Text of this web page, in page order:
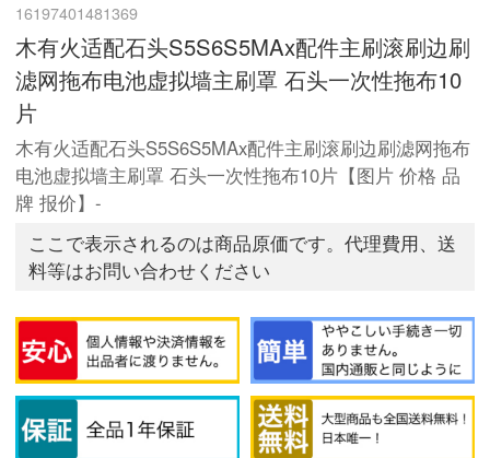
16197401481369
木有火适配石头S5S6S5MAx配件主刷滚刷边刷
滤网拖布电池虚拟墙主刷罩 石头一次性拖布10
片
木有火适配石头S5S6S5MAx配件主刷滚刷边刷滤网拖布
电池虚拟墙主刷罩 石头一次性拖布10片【图片 价格 品
牌 报价】-
ここで表示されるのは商品原価です。代理費用、送
料等はお問い合わせください